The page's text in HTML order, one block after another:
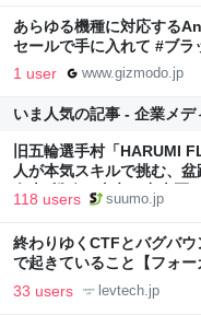
あらゆる機種に対応する
セールで手に入れて #ブ
1 user www.gizmodo.jp
いま人気の記事 - 企業メデ
旧五輪選手村「HARUMI
人が本気スキルで挑む、
向上”戦略 東京・中央区
118 users suumo.jp
終わりゆくCTFとバグバ
で起きていること【フォ
33 users levtech.jp